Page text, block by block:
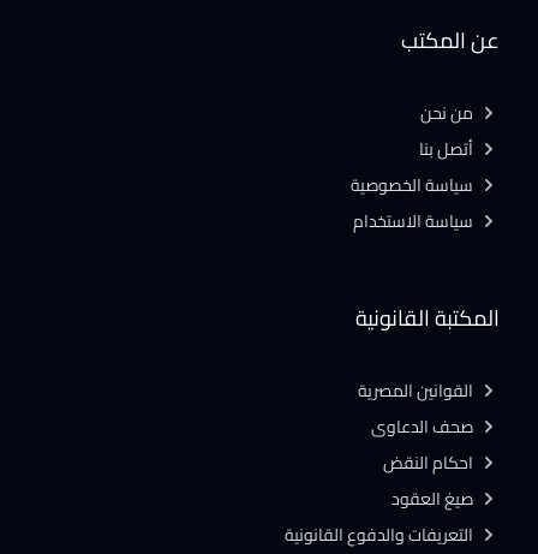
المكتبة القانونية
القوانين المصرية
صحف الدعاوى
احكام النقض
صيغ العقود
التعريفات والدفوع القانونية
عن المكتب
من نحن
أتصل بنا
سياسة الخصوصية
سياسة الاستخدام